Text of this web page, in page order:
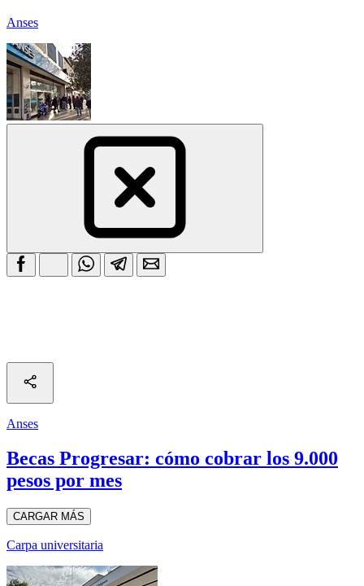
Anses
Anses
Becas Progresar: cómo cobrar los 9.000
pesos por mes
CARGAR MÁS
Carpa universitaria